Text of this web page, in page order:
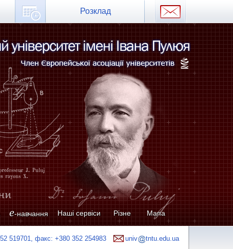
Розклад
e-навчання Наші сервіси Різне Мапа
519701, факс: +380 352 254983 univ tntu.edu.ua